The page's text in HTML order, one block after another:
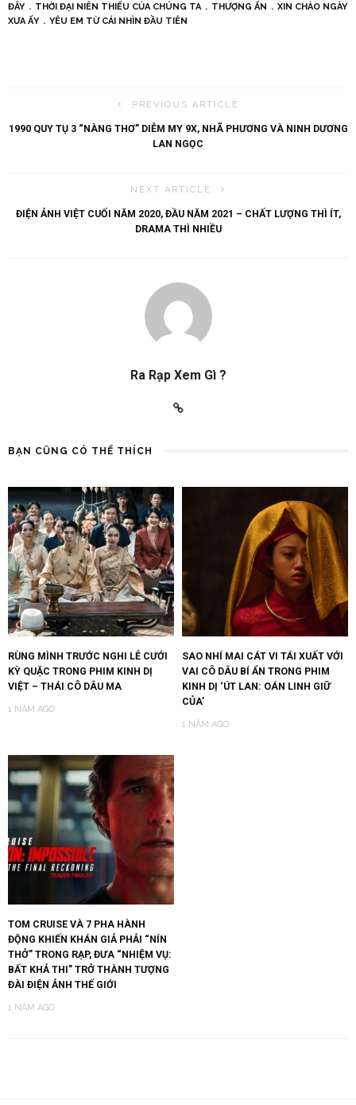
ĐÂY
THỜI ĐẠI NIÊN THIẾU CỦA CHÚNG TA THƯỢNG ẨN
XIN CHÀO NGÀY
XƯA ẤY
YÊU EM TỪ CÁI NHÌN ĐẦU TIÊN
PREVIOUS ARTICLE
1990 QUY TỤ 3 “NÀNG THƠ” DIỄM MY 9X, NHÃ PHƯƠNG VÀ NINH DƯƠNG
LAN NGỌC
NEXT ARTICLE
ĐIỆN ẢNH VIỆT CUỐI NĂM 2020, ĐẦU NĂM 2021 – CHẤT LƯỢNG THÌ ÍT,
DRAMA THÌ NHIỀU
Ra Rạp Xem Gì ?
BẠN CŨNG CÓ THỂ THÍCH
RÙNG MÌNH TRƯỚC NGHI LỄ CƯỚI
KỲ QUẶC TRONG PHIM KINH DỊ
VIỆT – THÁI CÔ DÂU MA
1 NĂM AGO
SAO NHÍ MAI CÁT VI TÁI XUẤT VỚI
VAI CÔ DÂU BÍ ẨN TRONG PHIM
KINH DỊ ‘ÚT LAN: OÁN LINH GIỮ
CỦA’
1 NĂM AGO
TOM CRUISE VÀ 7 PHA HÀNH
ĐỘNG KHIẾN KHÁN GIẢ PHẢI “NÍN
THỞ” TRONG RẠP, ĐƯA “NHIỆM VỤ:
BẤT KHẢ THI” TRỞ THÀNH TƯỢNG
ĐÀI ĐIỆN ẢNH THẾ GIỚI
1 NĂM AGO